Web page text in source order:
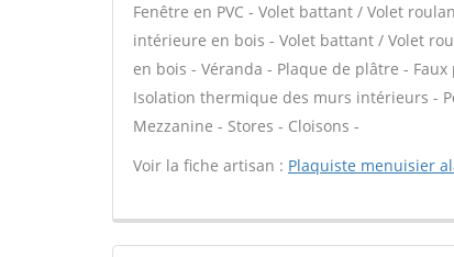
Fenêtre en PVC - Volet battant / Volet
intérieure en bois - Volet battant / Volet
en bois - Véranda - Plaque de plâtre -
Isolation thermique des murs intérieurs -
Mezzanine - Stores - Cloisons -
Voir la fiche artisan : Plaquiste menuisier